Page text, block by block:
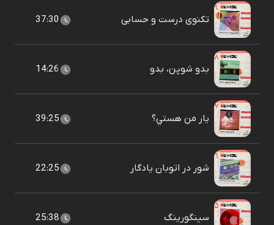
تکنوی درست و حسابی 37:30
بدو شوپن، بدو 14:26
يار من هستي؟ 39:25
شور در اتوبان يادگار 22:25
سينگورينگ 25:38